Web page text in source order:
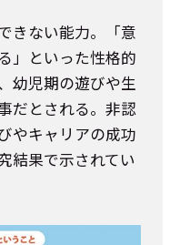
きない能力。「意
」といった性格的
幼児期の遊びや生
だとされる。非認
やキャリアの成功
結果で示されてい